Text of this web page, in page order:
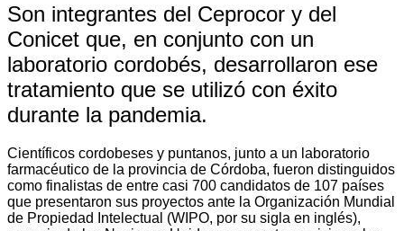
Son integrantes del Ceprocor y del
Conicet que, en conjunto con un
laboratorio cordobés, desarrollaron ese
tratamiento que se utilizó con éxito
durante la pandemia.
Científicos cordobeses y puntanos, junto a un laboratorio
farmacéutico de la provincia de Córdoba, fueron distinguidos
como finalistas de entre casi 700 candidatos de 107 países
que presentaron sus proyectos ante la Organización Mundial
de Propiedad Intelectual (WIPO, por su sigla en inglés),